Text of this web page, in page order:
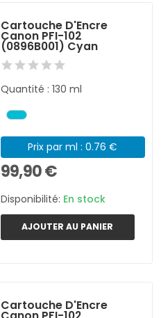
Cartouche D'Encre
Canon PFI-102
(0896B001) Cyan
Quantité : 130 ml
Prix par ml : 0.76 €
99,90 €
Disponibilité: En stock
AJOUTER AU PANIER
Cartouche D'Encre